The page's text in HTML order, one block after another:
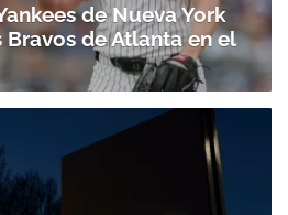
de Nueva York
de Atlanta en el